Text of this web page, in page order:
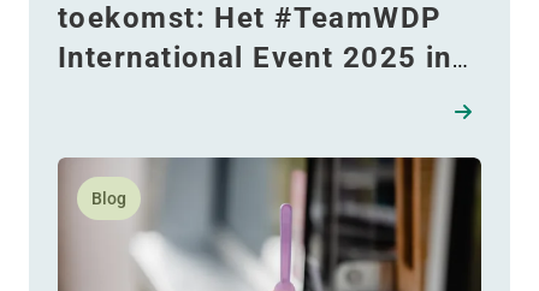
toekomst: Het #TeamWDP
International Event 2025 in
Blog
Lees meer over Blijf koel deze zomer: Essentiële